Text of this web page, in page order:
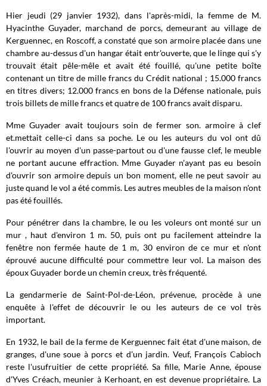
Hier jeudi (29 janvier 1932), dans l'après-midi, la femme de M.
Hyacinthe Guyader, marchand de porcs, demeurant au village de
Kerguennec, en Roscoff, a constaté que son armoire placée dans une
chambre au-dessus d'un hangar était entr'ouverte, que le linge qui s'y
trouvait était pêle-mêle et avait été fouillé, qu'une petite boîte
contenant un titre de mille francs du Crédit national ; 15.000 francs
en titres divers; 12.000 francs en bons de la Défense nationale, puis
trois billets de mille francs et quatre de 100 francs avait disparu.
Mme Guyader avait toujours soin de fermer son. armoire à clef
et.mettait celle-ci dans sa poche. Le ou les auteurs du vol ont dû
l'ouvrir au moyen d'un passe-partout ou d'une fausse clef, le meuble
ne portant aucune effraction. Mme Guyader n'ayant pas eu besoin
d'ouvrir son armoire depuis un bon moment, elle ne peut savoir au
juste quand le vol a été commis. Les autres meubles de la maison n'ont
pas été fouillés.
Pour pénétrer dans la chambre, le ou les voleurs ont monté sur un
mur , haut d'environ 1 m. 50, puis ont pu facilement atteindre la
fenêtre non fermée haute de 1 m, 30 environ de ce mur et n'ont
éprouvé aucune difficulté pour commettre leur vol. La maison des
époux Guyader borde un chemin creux, très fréquenté.
La gendarmerie de Saint-Pol-de-Léon, prévenue, procède à une
enquête à l'effet de découvrir le ou les auteurs de ce vol très
important.
En 1932, le bail de la ferme de Kerguennec fait état d'une maison, de
granges, d'une soue à porcs et d'un jardin. Veuf, François Cabioch
reste l'usufruitier de cette propriété. Sa fille, Marie Anne, épouse
d'Yves Créach, meunier à Kerhoant, en est devenue propriétaire. La